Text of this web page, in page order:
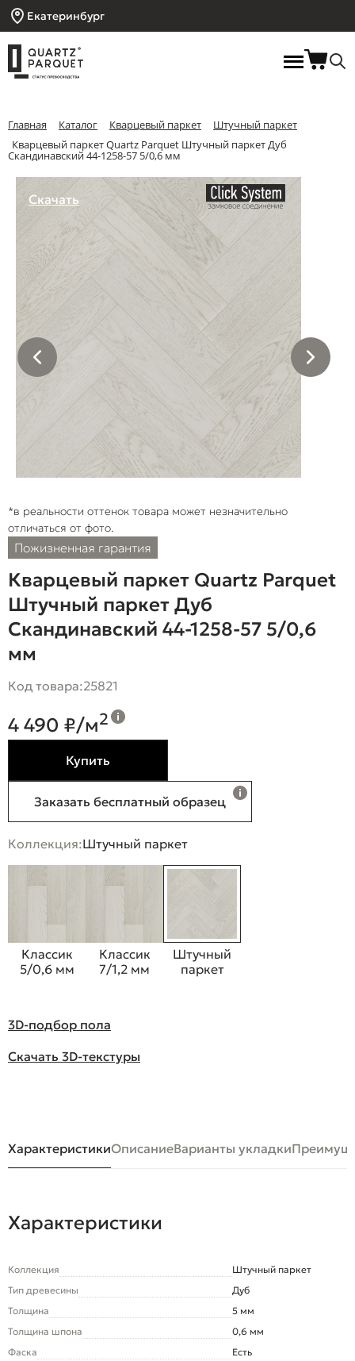
Екатеринбург
Главная Каталог Кварцевый паркет
Штучный паркет
Кварцевый паркет Quartz Parquet Штучный паркет Дуб
Скандинавский 44-1258-57 5/0,6 мм
Скачать
*в реальности оттенок товара может незначительно
отличаться от фото.
Пожизненная гарантия
Кварцевый паркет Quartz Parquet
Штучный паркет Дуб
Скандинавский 44-1258-57 5/0,6
мм
Код товара:25821
4 490 ₽/м2
Купить
Заказать бесплатный образец
Коллекция:Штучный паркет
Классик
5/0,6 мм
Классик
7/1,2 мм
Штучный
паркет
3D-подбор пола
Скачать 3D-текстуры
ХарактеристикиОписаниеВарианты укладки
Характеристики
Коллекция
Штучный паркет
Тип древесины
Дуб
Толщина
5 мм
Толщина шпона
0,6 мм
Фаска
Есть